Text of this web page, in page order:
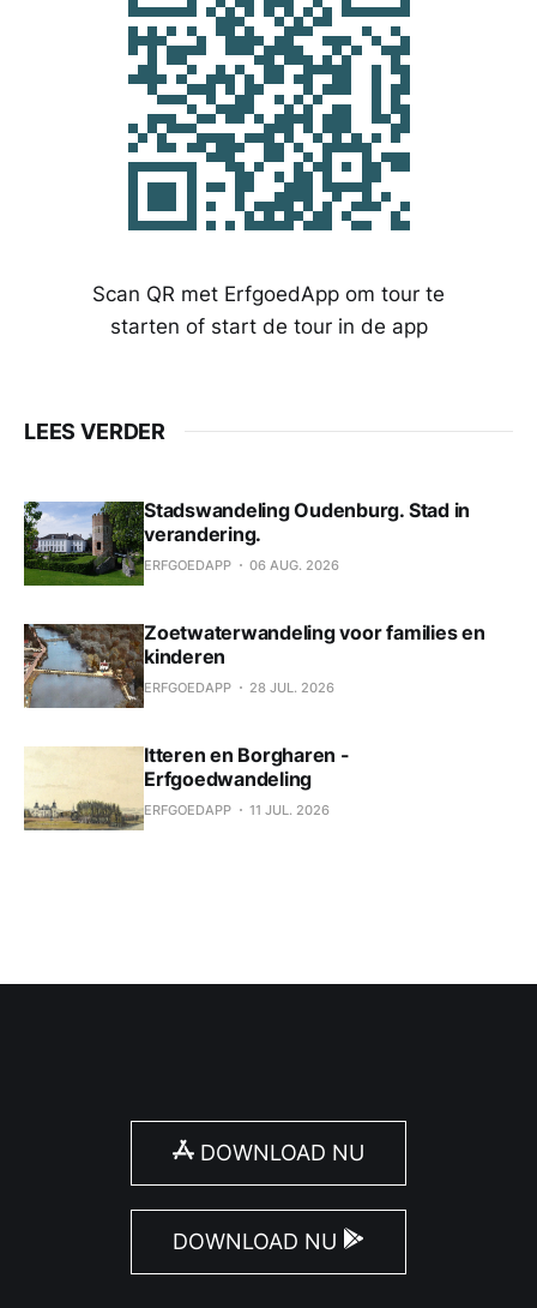
Scan QR met ErfgoedApp om tour te
starten of start de tour in de app
LEES VERDER
Stadswandeling Oudenburg. Stad in
verandering.
ERFGOEDAPP 06 AUG. 2026
Zoetwaterwandeling voor families en
kinderen
ERFGOEDAPP 28 JUL. 2026
Itteren en Borgharen -
Erfgoedwandeling
ERFGOEDAPP 11 JUL. 2026
DOWNLOAD NU
DOWNLOAD NU